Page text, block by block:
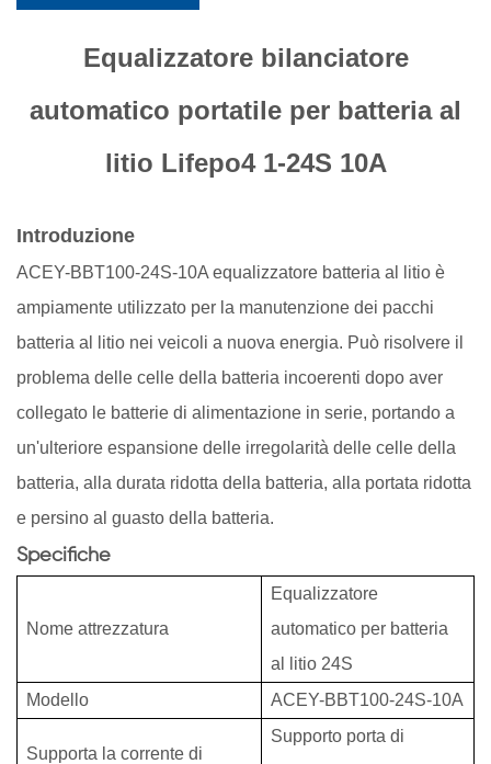
Equalizzatore bilanciatore
automatico portatile per batteria al
litio Lifepo4 1-24S 10A
Introduzione
ACEY-BBT100-24S-10A equalizzatore batteria al litio è
ampiamente utilizzato per la manutenzione dei pacchi
batteria al litio nei veicoli a nuova energia. Può risolvere il
problema delle celle della batteria incoerenti dopo aver
collegato le batterie di alimentazione in serie, portando a
un'ulteriore espansione delle irregolarità delle celle della
batteria, alla durata ridotta della batteria, alla portata ridotta
e persino al guasto della batteria.
Specifiche
Nome attrezzatura
Equalizzatore
automatico per batteria
al litio 24S
Modello
ACEY-BBT100-24S-10A
Supporta la corrente di
Supporto porta di